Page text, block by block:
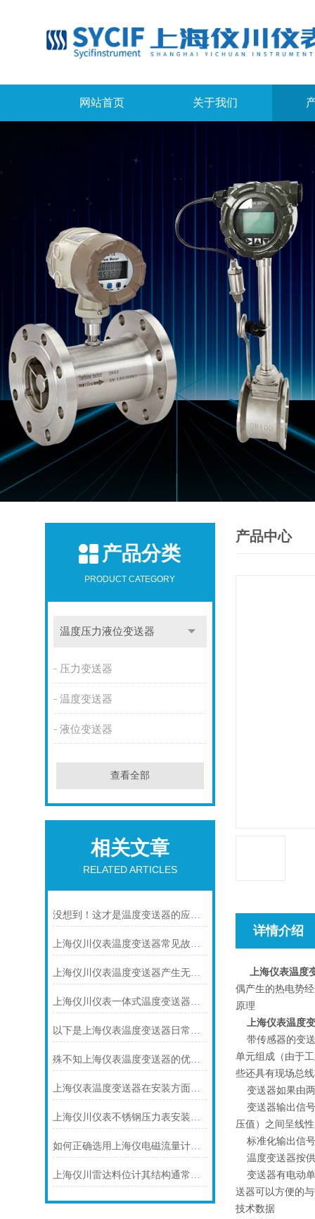
网站首页 关于我们
产品分类
PRODUCT CATEGORY
温度压力液位变送器
压力变送器
温度变送器
液位变送器
查看全部
相关文章
RELATED ARTICLES
没想到！这才是温度变送器的应用特点！
上海仪川仪表温度变送器常见故障及解决方法
上海仪川仪表温度变送器产生无输出的原因及解决方法
上海仪川仪表一体式温度变送器的特点
以下是上海仪表温度变送器日常保养的建议
殊不知上海仪表温度变送器的优势是这样的
上海仪表温度变送器在安装方面有什么要领
上海仪川仪表不锈钢压力表安装注意事项
如何正确选用上海仪电磁流量计内衬材料
上海仪川雷达料位计其结构通常由以下部分组成
产品中心
详情介绍
上海仪表温度
偶产生的热电势
原理
上海仪表温度
带传感器的变送
单元组成（由于
些还具有现场总
变送器如果由两
变送器输出信号
压值）之间呈线
标准化输出信号
温度变送器按供
变送器有电动单
送器可以方便的
技术数据